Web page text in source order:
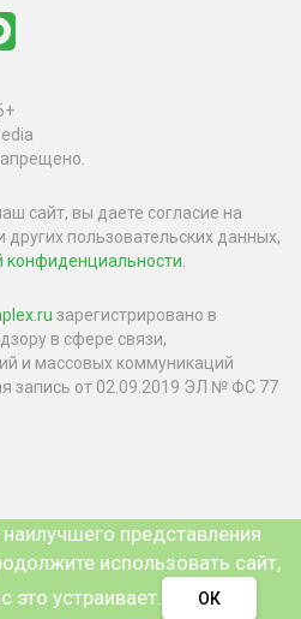
сайт, вы даете согласие на
пользовательских данных,
конфиденциальности.
зарегистрировано в
в сфере связи,
и массовых коммуникаций
запись от 02.09.2019 ЭЛ № ФС 77
представления
использовать сайт,
это устраивает.
ОК